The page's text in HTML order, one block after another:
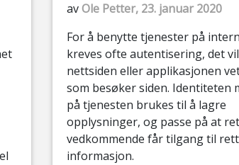
avOle Petter, 23. januar 2020
For å benytte tjenester på
kreves ofte autentisering, det
nettsiden eller applikasjonen
som besøker siden. Identiteten
på tjenesten brukes til å lagre
opplysninger, og passe på at
vedkommende får tilgang til rett
informasjon.